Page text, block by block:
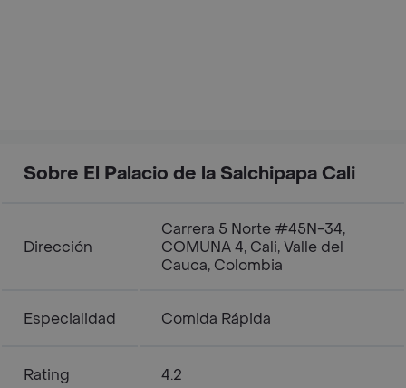
Sobre El Palacio de la Salchipapa Cali
Dirección
Carrera 5 Norte #45N-34,
COMUNA 4, Cali, Valle del
Cauca, Colombia
Especialidad Comida Rápida
Rating 4.2